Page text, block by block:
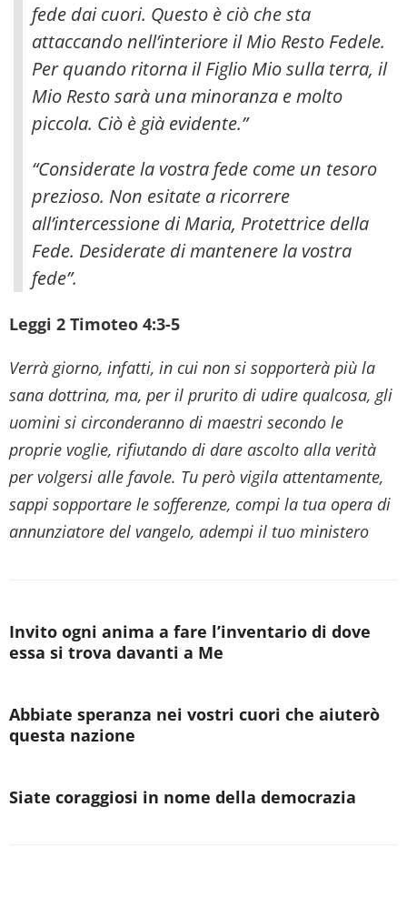
fede dai cuori. Questo è ciò che sta
attaccando nell’interiore il Mio Resto Fedele.
Per quando ritorna il Figlio Mio sulla terra, il
Mio Resto sarà una minoranza e molto
piccola. Ciò è già evidente.”
“Considerate la vostra fede come un tesoro
prezioso. Non esitate a ricorrere
all’intercessione di Maria, Protettrice della
Fede. Desiderate di mantenere la vostra
fede”.
Leggi 2 Timoteo 4:3-5
Verrà giorno, infatti, in cui non si sopporterà più la
sana dottrina, ma, per il prurito di udire qualcosa, gli
uomini si circonderanno di maestri secondo le
proprie voglie, rifiutando di dare ascolto alla verità
per volgersi alle favole. Tu però vigila attentamente,
sappi sopportare le sofferenze, compi la tua opera di
annunziatore del vangelo, adempi il tuo ministero
Invito ogni anima a fare l’inventario di dove
essa si trova davanti a Me
Abbiate speranza nei vostri cuori che aiuterò
questa nazione
Siate coraggiosi in nome della democrazia